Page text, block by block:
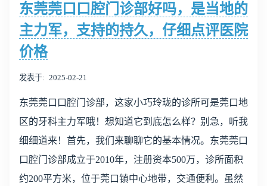
东莞莞口口腔门诊部好吗，是当地的
主力军，支持的持久，仔细点评医院
价格
发表于 2025-02-21
东莞莞口口腔门诊部，这家小巧玲珑的诊所可是莞口地
区的牙科主力军哦！想知道它到底怎么样？别急，听我
细细道来！首先，我们来聊聊它的基本情况。东莞莞口
口腔门诊部成立于2010年，注册资本500万，诊所面积
约200平方米，位于莞口镇中心地带，交通便利。虽然